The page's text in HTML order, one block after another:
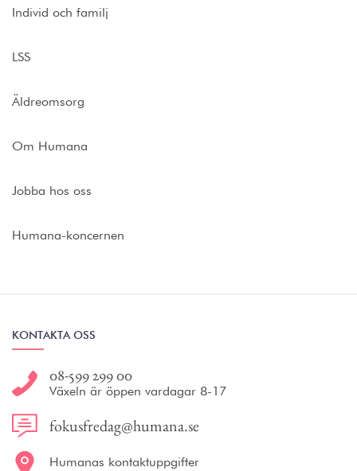
Individ och familj
LSS
Äldreomsorg
Om Humana
Jobba hos oss
Humana-koncernen
KONTAKTA OSS
08-599 299 00
Växeln är öppen vardagar 8-17
fokusfredag@humana.se
Humanas kontaktuppgifter